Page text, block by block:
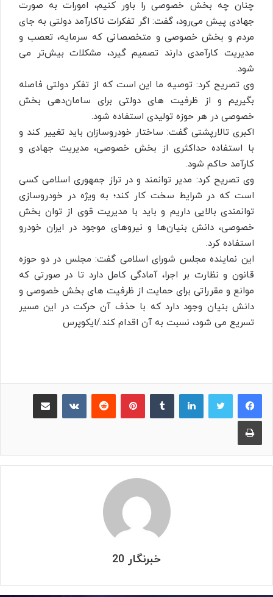
چنان چه بخش خصوصی را باور کنیم، امورات به صورت
جهادی پیش می‌رود، گفت: اگر تفکرات ناکارآمد دولتی به جای
مردم و بخش خصوصی و متخصصانی که سرمایه، تعصب و
مدیریت کارآمدی دارند تصمیم گیرد، مشکلات بیش‌تر می
شود.
وی تصریح کرد: توصیه ما این است که از تفکر دولتی فاصله
بگیریم و از ظرفیت های دولتی برای سامان‌دهی بخش
خصوصی در هر حوزه تولیدی استفاده شود.
اکبری تالارپشتی گفت: ساختار خودروسازان باید تغییر کند و
با استفاده حداکثری از بخش خصوصی، مدیریت جهادی و
کارآمد حاکم شود.
وی تصریح کرد: مدیر توانمند و در تراز جمهوری اسلامی کسی
است که در شرایط سخت کار کند؛ به ویژه در خودروسازی
توانمندی بالایی داریم و باید با مدیریت قوی از توان بخش
خصوصی، دانش بنیان‌ها و نیروهای موجود در ایران خودرو
استفاده کرد.
این نماینده مجلس شورای اسلامی گفت: مجلس در دو حوزه
قانون و نظارت بر اجرا، آمادگی کامل دارد تا در صورتی که
موانع و مقرراتی برای حمایت از ظرفیت های بخش خصوصی و
دانش بنیان وجود دارد که با حذف آن حرکت در این مسیر
تسریع می شود، نسبت به آن اقدام کند./ایکوپرس
لینکدین پینترست ‫رددیت
چاپ
خبرنگار 20